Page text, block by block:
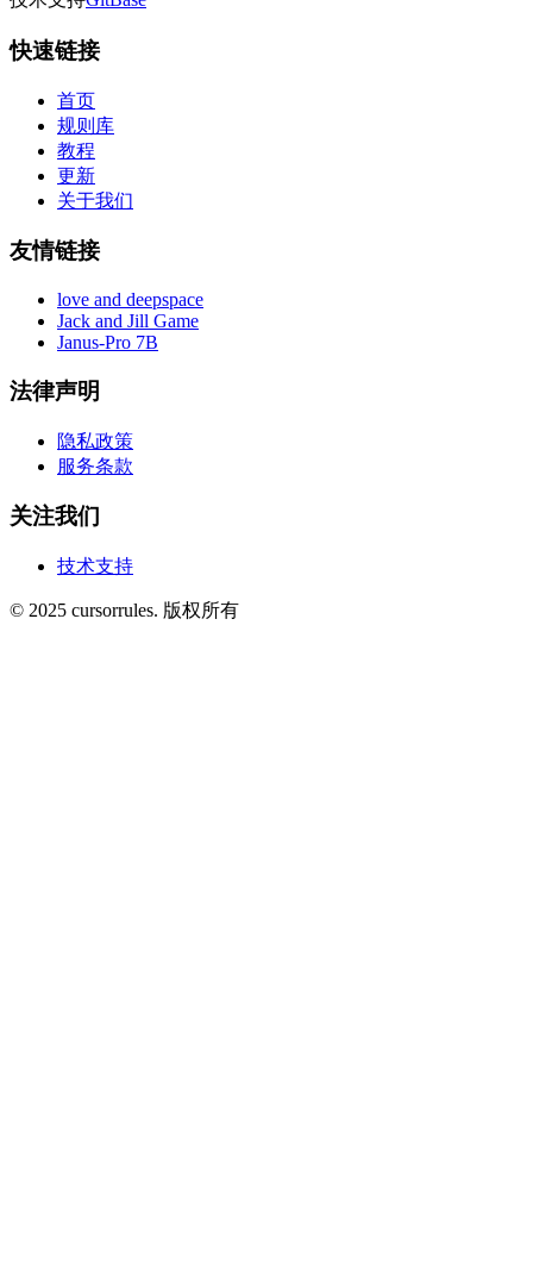
快速链接
首页
规则库
教程
更新
关于我们
友情链接
love and deepspace
Jack and Jill Game
Janus-Pro 7B
法律声明
隐私政策
服务条款
关注我们
技术支持
© 2025 cursorrules. 版权所有